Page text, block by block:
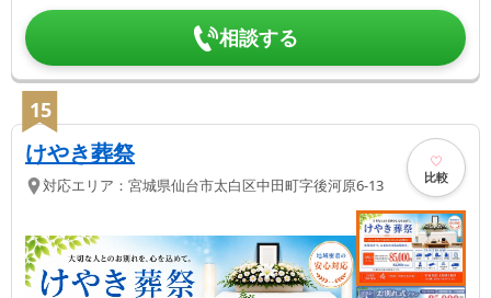
相談する
15
けやき葬祭
対応エリア： 宮城県仙台市太白区中田町字後河原6-13 比較